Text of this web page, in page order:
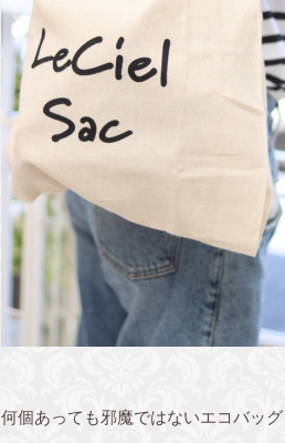
何個あっても邪魔ではないエコバッグ